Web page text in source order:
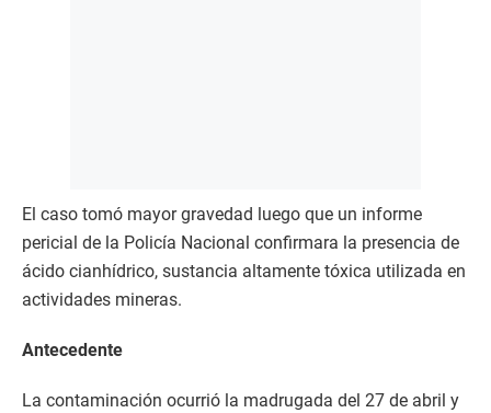
El caso tomó mayor gravedad luego que un informe
pericial de la Policía Nacional confirmara la presencia de
ácido cianhídrico, sustancia altamente tóxica utilizada en
actividades mineras.
Antecedente
La contaminación ocurrió la madrugada del 27 de abril y